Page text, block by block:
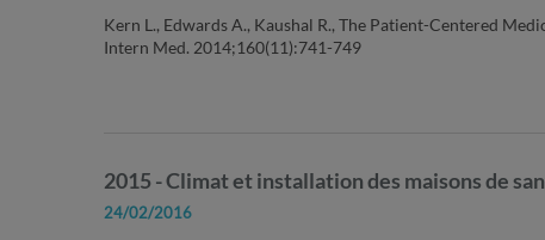
Kern L., Edwards A., Kaushal R., The Patient-Centered
Intern Med. 2014;160(11):741-749
2015 - Climat et installation des maisons de
24/02/2016